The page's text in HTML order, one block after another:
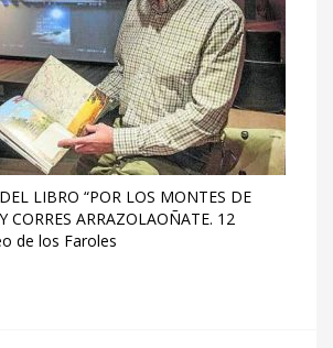
LIBRO “POR LOS MONTES DE
CORRES ARRAZOLAOÑATE. 12
de los Faroles